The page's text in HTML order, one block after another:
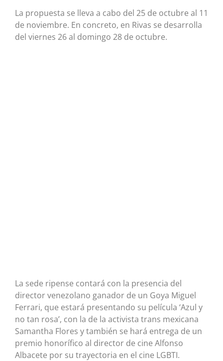
La propuesta se lleva a cabo del 25 de octubre al 11
de noviembre. En concreto, en Rivas se desarrolla
del viernes 26 al domingo 28 de octubre.
La sede ripense contará con la presencia del
director venezolano ganador de un Goya Miguel
Ferrari, que estará presentando su película ‘Azul y
no tan rosa’, con la de la activista trans mexicana
Samantha Flores y también se hará entrega de un
premio honorífico al director de cine Alfonso
Albacete por su trayectoria en el cine LGBTI.